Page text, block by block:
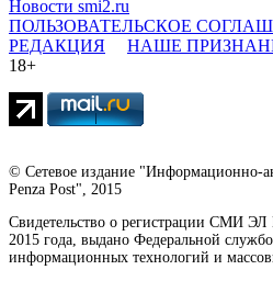
Новости smi2.ru
ПОЛЬЗОВАТЕЛЬСКОЕ
РЕДАКЦИЯ
НАШЕ
18+
© Сетевое издание "Информационно-
Penza Post", 2015
Свидетельство о регистрации СМИ
2015 года, выдано Федеральной
информационных технологий и